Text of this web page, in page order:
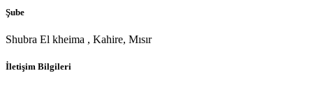
Şube
Shubra El kheima , Kahire, Mısır
İletişim Bilgileri